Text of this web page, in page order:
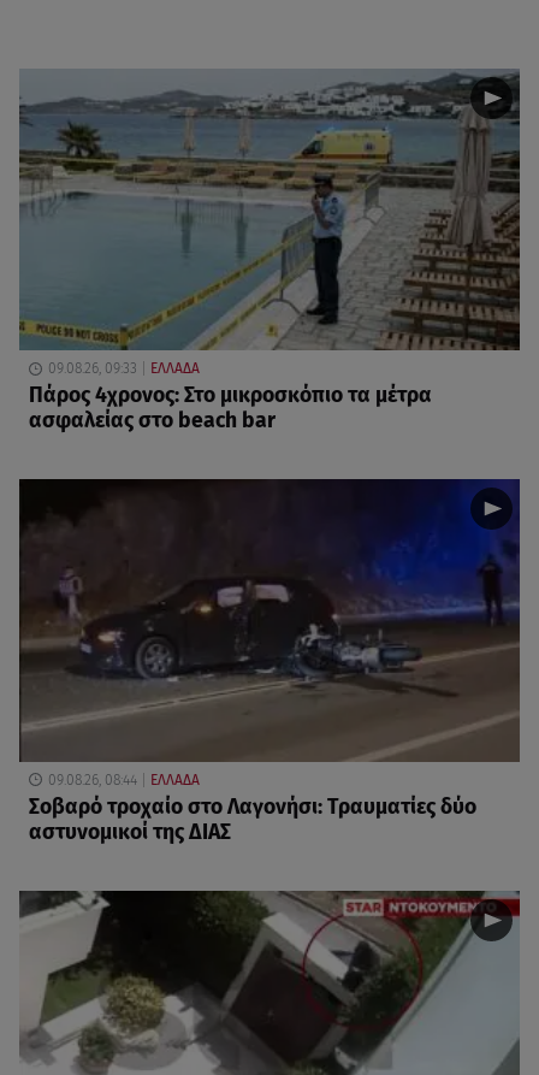
09.08.26, 09:33 ΕΛΛΑΔΑ
Πάρος 4χρονος: Στο μικροσκόπιο τα μέτρα
ασφαλείας στο beach bar
09.08.26, 08:44 ΕΛΛΑΔΑ
Σοβαρό τροχαίο στο Λαγονήσι: Τραυματίες δύο
αστυνομικοί της ΔΙΑΣ